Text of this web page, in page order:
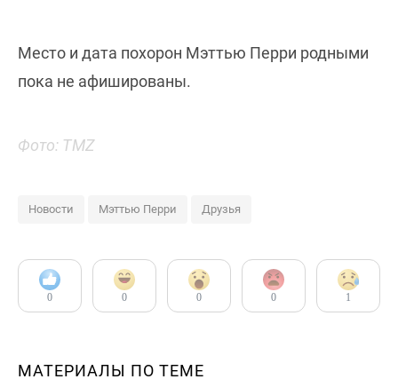
Место и дата похорон Мэттью Перри родными
пока не афишированы.
Фото: TMZ
Новости Мэттью Перри Друзья
0 0 0 0 1
МАТЕРИАЛЫ ПО ТЕМЕ